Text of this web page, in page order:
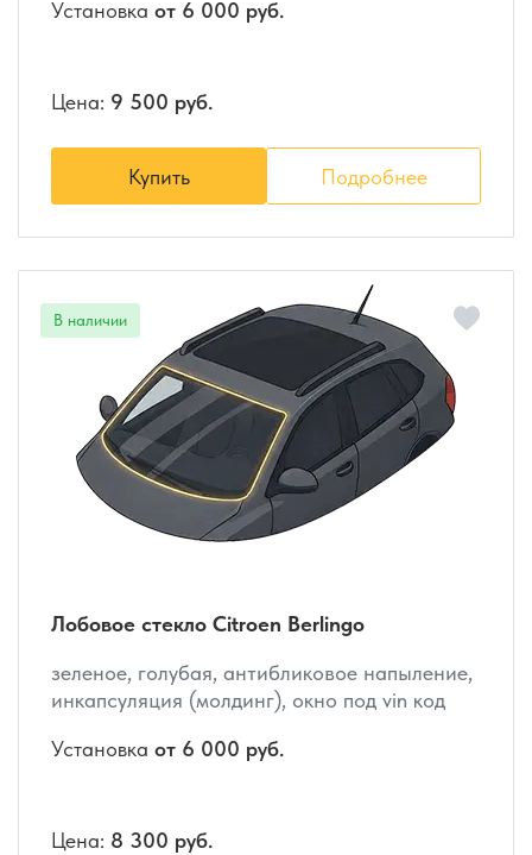
Установка от 6 000 руб.
Цена: 9 500 руб.
Купить Подробнее
Лобовое стекло Citroen Berlingo
зеленое, голубая, антибликовое напыление,
инкапсуляция (молдинг), окно под vin код
Установка от 6 000 руб.
Цена: 8 300 руб.